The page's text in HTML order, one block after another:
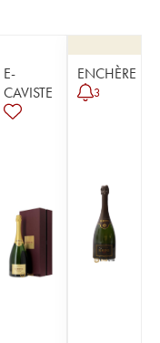
E-
CAVISTE
ENCHÈRE
3